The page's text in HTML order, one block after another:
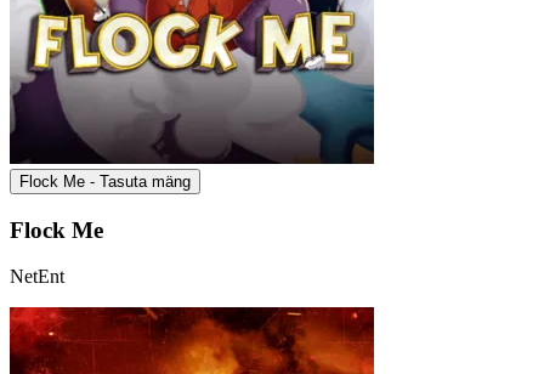
Flock Me - Tasuta mäng
Flock Me
NetEnt